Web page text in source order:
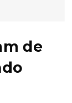
de